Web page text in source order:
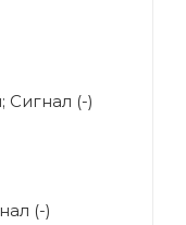
Сигнал (-)
(-)